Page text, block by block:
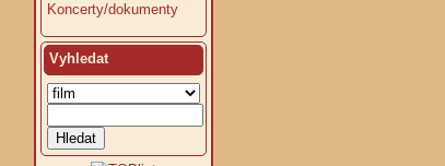
Koncerty/dokumenty
Vyhledat